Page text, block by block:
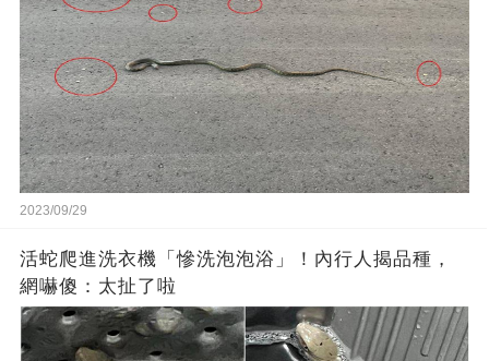
2023/09/29
活蛇爬進洗衣機「慘洗泡泡浴」！內行人揭品種，
網嚇傻：太扯了啦